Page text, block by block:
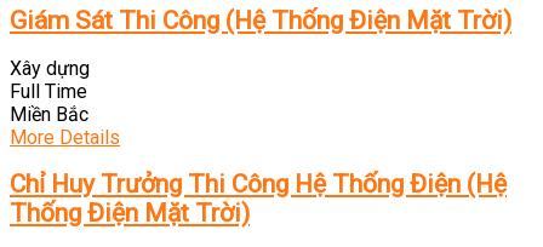
Giám Sát Thi Công (Hệ Thống Điện Mặt Trời)
Xây dựng
Full Time
Miền Bắc
More Details
Chỉ Huy Trưởng Thi Công Hệ Thống Điện (Hệ
Thống Điện Mặt Trời)